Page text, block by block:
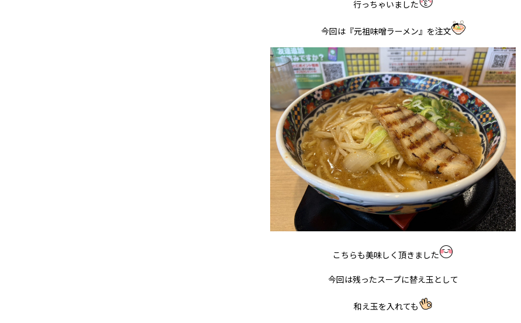
行っちゃいました
今回は『元祖味噌ラーメン』を注文
こちらも美味しく頂きました
今回は残ったスープに替え玉として
和え玉を入れても